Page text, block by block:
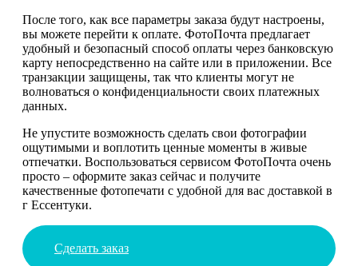
После того, как все параметры заказа будут настроены,
вы можете перейти к оплате. ФотоПочта предлагает
удобный и безопасный способ оплаты через банковскую
карту непосредственно на сайте или в приложении. Все
транзакции защищены, так что клиенты могут не
волноваться о конфиденциальности своих платежных
данных.
Не упустите возможность сделать свои фотографии
ощутимыми и воплотить ценные моменты в живые
отпечатки. Воспользоваться сервисом ФотоПочта очень
просто – оформите заказ сейчас и получите
качественные фотопечати с удобной для вас доставкой в
г Ессентуки.
Сделать заказ